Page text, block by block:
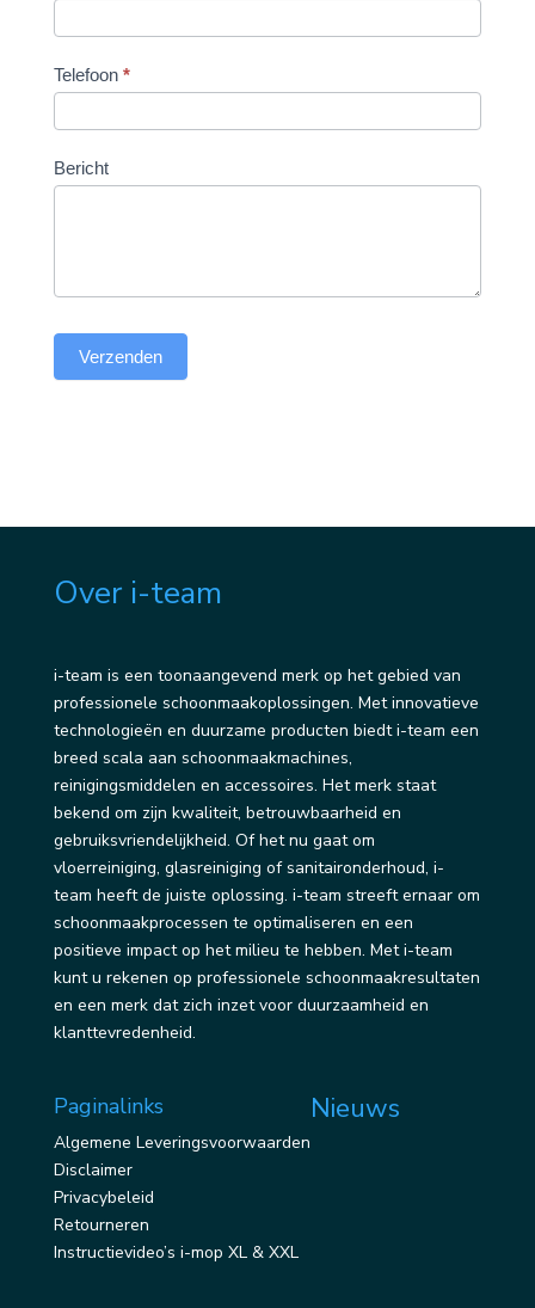
Telefoon *
Bericht
Verzenden
Over i-team
i-team is een toonaangevend merk op het gebied van
professionele schoonmaakoplossingen. Met innovatieve
technologieën en duurzame producten biedt i-team een
breed scala aan schoonmaakmachines,
reinigingsmiddelen en accessoires. Het merk staat
bekend om zijn kwaliteit, betrouwbaarheid en
gebruiksvriendelijkheid. Of het nu gaat om
vloerreiniging, glasreiniging of sanitaironderhoud, i-
team heeft de juiste oplossing. i-team streeft ernaar om
schoonmaakprocessen te optimaliseren en een
positieve impact op het milieu te hebben. Met i-team
kunt u rekenen op professionele schoonmaakresultaten
en een merk dat zich inzet voor duurzaamheid en
klanttevredenheid.
Paginalinks
Algemene Leveringsvoorwaarden
Disclaimer
Privacybeleid
Retourneren
Instructievideo’s i-mop XL & XXL
Nieuws